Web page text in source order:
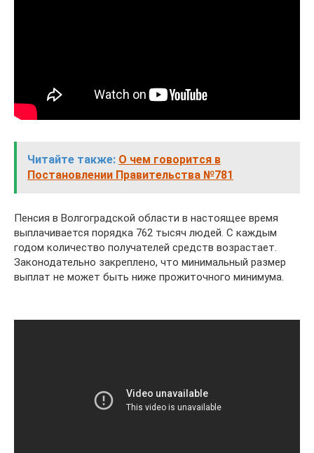
Читайте также: О чем говорится в
Постановлении Правительства №781
Пенсия в Волгоградской области в настоящее время
выплачивается порядка 762 тысяч людей. С каждым
годом количество получателей средств возрастает.
Законодательно закреплено, что минимальный размер
выплат не может быть ниже прожиточного минимума.